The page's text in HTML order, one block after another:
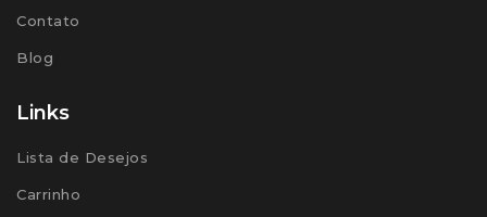
Contato
Blog
Links
Lista de Desejos
Carrinho